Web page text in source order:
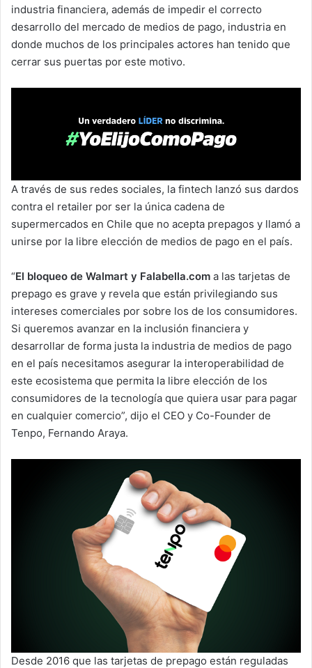
industria financiera, además de impedir el correcto
desarrollo del mercado de medios de pago, industria en
donde muchos de los principales actores han tenido que
cerrar sus puertas por este motivo.
A través de sus redes sociales, la fintech lanzó sus dardos
contra el retailer por ser la única cadena de
supermercados en Chile que no acepta prepagos y llamó a
unirse por la libre elección de medios de pago en el país.
“El bloqueo de Walmart y Falabella.com a las tarjetas de
prepago es grave y revela que están privilegiando sus
intereses comerciales por sobre los de los consumidores.
Si queremos avanzar en la inclusión financiera y
desarrollar de forma justa la industria de medios de pago
en el país necesitamos asegurar la interoperabilidad de
este ecosistema que permita la libre elección de los
consumidores de la tecnología que quiera usar para pagar
en cualquier comercio”, dijo el CEO y Co-Founder de
Tenpo, Fernando Araya.
Desde 2016 que las tarjetas de prepago están reguladas